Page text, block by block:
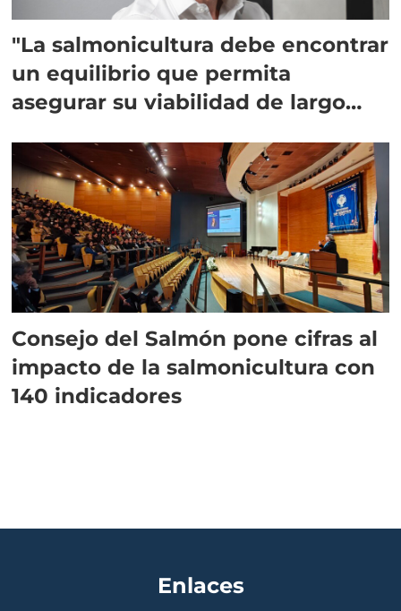
"La salmonicultura debe encontrar
un equilibrio que permita
asegurar su viabilidad de largo
Consejo del Salmón pone cifras al
impacto de la salmonicultura con
140 indicadores
Enlaces